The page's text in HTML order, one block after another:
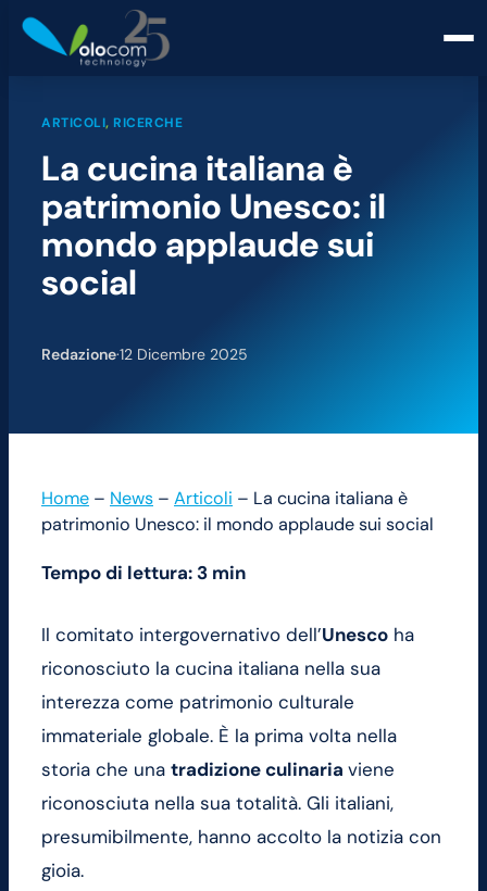
ARTICOLI, RICERCHE
La cucina italiana è
patrimonio Unesco: il
mondo applaude sui
social
Redazione·12 Dicembre 2025
Home – News – Articoli – La cucina italiana è
patrimonio Unesco: il mondo applaude sui social
Tempo di lettura: 3 min
Il comitato intergovernativo dell’Unesco ha
riconosciuto la cucina italiana nella sua
interezza come patrimonio culturale
immateriale globale. È la prima volta nella
storia che una tradizione culinaria viene
riconosciuta nella sua totalità. Gli italiani,
presumibilmente, hanno accolto la notizia con
gioia.